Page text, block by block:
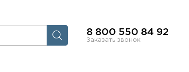
8 800 550 84 92
Заказать звонок